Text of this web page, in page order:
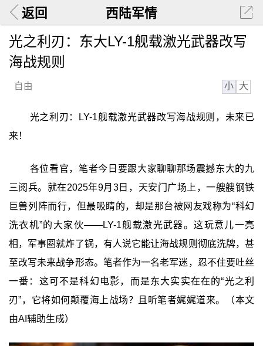
返回 西陆军情
光之利刃：东大LY-1舰载激光武器改写
海战规则
自由 小 大
光之利刃：LY-1舰载激光武器改写海战规则，未来已
来！
各位看官，笔者今日要跟大家聊聊那场震撼东大的九
三阅兵。就在2025年9月3日，天安门广场上，一艘艘钢铁
巨兽列阵而行，但最吸睛的，却是那台被网友戏称为“科幻
洗衣机”的大家伙——LY-1舰载激光武器。这玩意儿一亮
相，军事圈就炸了锅，有人说它能让海战规则彻底洗牌，甚
至改写未来战争形态。笔者作为一名老军迷，忍不住要吐丝
一番：这可不是科幻电影，而是东大实实在在的“光之利
刃”，它将如何颠覆海上战场？且听笔者娓娓道来。（本文
由AI辅助生成）